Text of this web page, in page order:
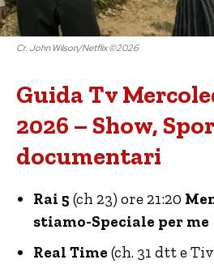
Cr. John Wilson/Netflix ©2026
Guida Tv
2026 – Show,
documentari
Rai 5 (ch 23) ore 21:20
stiamo-Speciale per me
Real Time (ch. 31 dtt e